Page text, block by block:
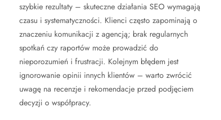
szybkie rezultaty – skuteczne działania SEO wymagają
czasu i systematyczności. Klienci często zapominają o
znaczeniu komunikacji z agencją; brak regularnych
spotkań czy raportów może prowadzić do
nieporozumień i frustracji. Kolejnym błędem jest
ignorowanie opinii innych klientów – warto zwrócić
uwagę na recenzje i rekomendacje przed podjęciem
decyzji o współpracy.